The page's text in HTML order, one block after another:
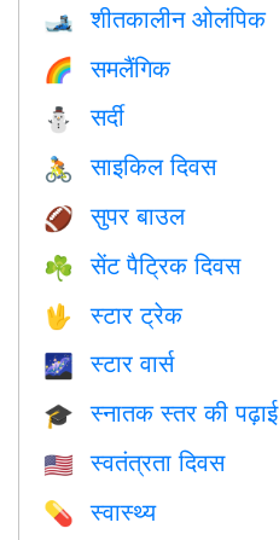
🎿 शीतकालीन ओलंपिक
🌈 समलैंगिक
⛄ सर्दी
🚴 साइकिल दिवस
🏈 सुपर बाउल
☘️ सेंट पैट्रिक दिवस
🖖 स्टार ट्रेक
🌌 स्टार वार्स
🎓 स्नातक स्तर की पढ़ाई
🇺🇸 स्वतंत्रता दिवस
💊 स्वास्थ्य